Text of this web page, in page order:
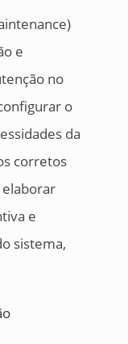
e
no
o
da
corretos
elaborar
e
sistema,